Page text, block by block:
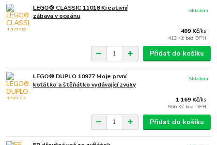
LEGO® CLASSIC 11018 Kreativní
zábava v oceánu
499 Kč/ks
412 Kč bez DPH
Skladem
Přidat do košíku
LEGO® DUPLO 10977 Moje první
koťátko a štěňátko vydávající zvuky
1 169 Kč/ks
966 Kč bez DPH
Skladem
Přidat do košíku